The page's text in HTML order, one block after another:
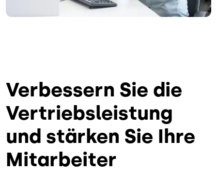
Verbessern Sie die
Vertriebsleistung
und stärken Sie Ihre
Mitarbeiter